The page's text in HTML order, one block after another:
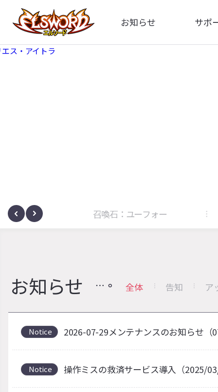
お知らせ
全体
サポ
サノヴァ 召喚石：ユーフォー
お知らせ 全体 告知 ア
Notice 2026-07-29メンテナンスのお知らせ（
Notice 操作ミスの救済サービス導入（2025/